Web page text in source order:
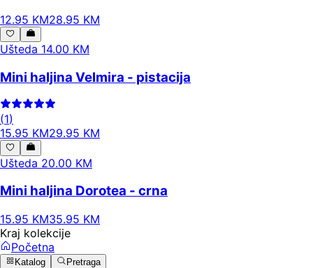
12.95 KM28.95 KM
Ušteda 14.00 KM
Mini haljina Velmira - pistacija
(1)
15.95 KM29.95 KM
Ušteda 20.00 KM
Mini haljina Dorotea - crna
15.95 KM35.95 KM
Kraj kolekcije
Početna
Katalog Pretraga